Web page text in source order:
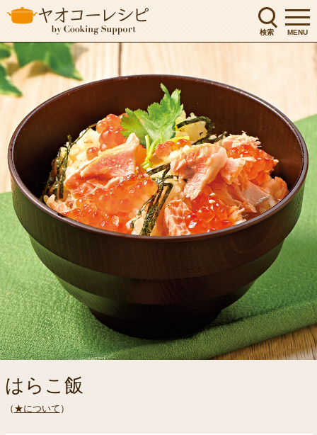
検索 MENU
はらこ飯
（ ★について ）